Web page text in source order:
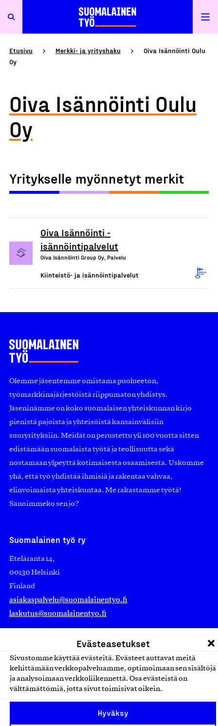
Evästeasetukset
Sivustomme käyttää evästeitä. Evästeet auttavat meitä
kehittämään verkkopalveluamme, optimoimaan sen sisältöjä
ja analysoimaan verkkoliikennettä. Osa evästeistä on
välttämättömiä, jotta sivut toimisivat oikein.
Hyväksy
Etusivu Merkki- ja yrityshaku
Oiva Isännöinti Oulu
Oy
Oiva Isännöinti Oulu
Oy
Yritykselle myönnetyt merkit
Oiva Isännöinti -
isännöintipalvelut
Oiva Isännöinti Group Oy, Palvelu
Kiinteistö- ja isännöintipalvelut
Olemme jäsentemme omistama puolueeton,
työmarkkinajärjestöistä riippumaton yhdistys.
Jäseninämme on koko suomalaisen yhteiskunnan kirjo
pienistä pajoista ja yhteisöistä kansainvälisiin
suuryrityksiin. Meidät on perustettu yli 100 vuotta sitten
edistämään suomalaista työtä ja teollisuutta sekä
nostamaan ylpeyttä kotimaisesta osaamisesta. Uskomme
yhä, että työ yhdistää ihmisiä ja rakentaa vahvaa,
elinvoimaista yhteiskuntaa. Me rakastamme työtä!
Sanoimmeko sen jo?
Suomalainen työ ry
Eteläranta 14,
00130 Helsinki
Finland
asiakaspalvelu@suomalainentyo.fi
laskutus@suomalainentyo.fi
Avainlippu